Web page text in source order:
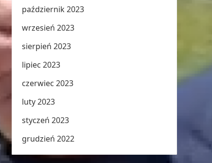
październik 2023
wrzesień 2023
sierpień 2023
lipiec 2023
czerwiec 2023
luty 2023
styczeń 2023
grudzień 2022